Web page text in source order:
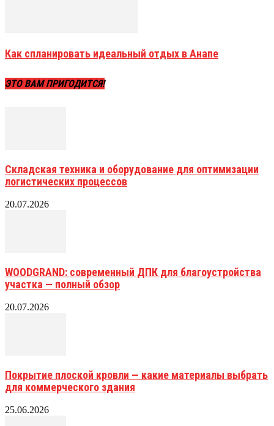
Как спланировать идеальный отдых в Анапе
ЭТО ВАМ ПРИГОДИТСЯ!
Складская техника и оборудование для оптимизации
логистических процессов
20.07.2026
WOODGRAND: современный ДПК для благоустройства
участка — полный обзор
20.07.2026
Покрытие плоской кровли — какие материалы выбрать
для коммерческого здания
25.06.2026